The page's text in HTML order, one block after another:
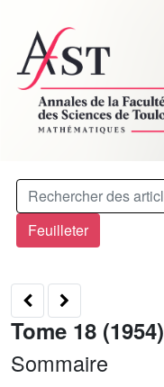
Feuilleter
Tome 18 (1954)
Sommaire